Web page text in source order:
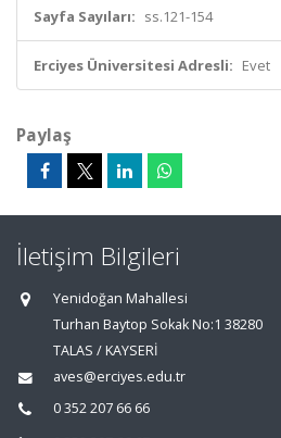
Sayfa Sayıları: ss.121-154
Erciyes Üniversitesi Adresli: Evet
Paylaş
İletişim Bilgileri
Yenidoğan Mahallesi
Turhan Baytop Sokak No:1 38280
TALAS / KAYSERİ
aves@erciyes.edu.tr
0 352 207 66 66